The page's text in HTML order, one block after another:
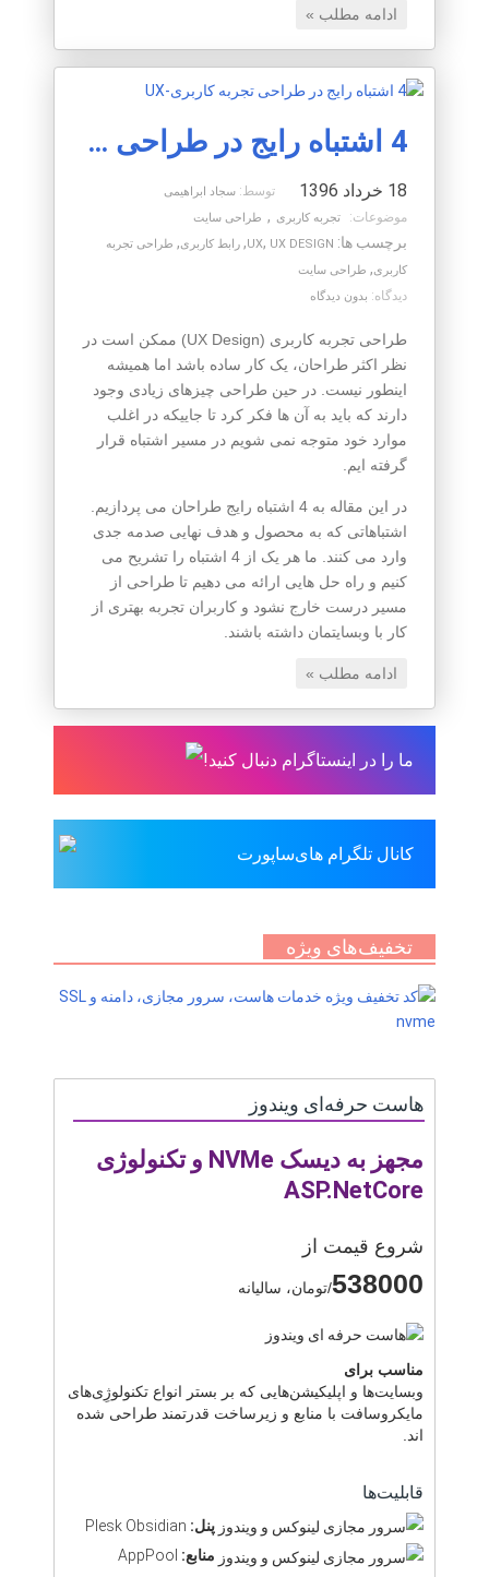
ادامه مطلب »
4 اشتباه رایج در طراحی تجربه کاربری-UX
18 خرداد 1396 توسط: سجاد ابراهیمی
موضوعات: تجربه کاربری , طراحی سایت
برچسب ها: UX, UX DESIGN
, رابط کاربری, طراحی تجربه
کاربری, طراحی سایت
دیدگاه: بدون دیدگاه
طراحی تجربه کاربری (UX Design) ممکن است در
نظر اکثر طراحان، یک کار ساده باشد اما همیشه
اینطور نیست. در حین طراحی چیزهای زیادی وجود
دارند که باید به آن ها فکر کرد تا جاییکه در اغلب
موارد خود متوجه نمی شویم در مسیر اشتباه قرار
گرفته ایم.
در این مقاله به 4 اشتباه رایج طراحان می پردازیم.
اشتباهاتی که به محصول و هدف نهایی صدمه جدی
وارد می کنند. ما هر یک از 4 اشتباه را تشریح می
کنیم و راه حل هایی ارائه می دهیم تا طراحی از
مسیر درست خارج نشود و کاربران تجربه بهتری از
کار با وبسایتمان داشته باشند.
ادامه مطلب »
ما را در اینستاگرام دنبال کنید!
کانال تلگرام های‌ساپورت
تخفیف‌های ویژه
هاست حرفه‌ای ویندوز
مجهز به دیسک NVMe و تکنولوژی
ASP.NetCore
شروع قیمت از
538000/تومان، سالیانه
مناسب برای
وبسایت‌ها و اپلیکیشن‌هایی که بر بستر انواع تکنولوژِی‌های
مایکروسافت با منابع و زیرساخت قدرتمند طراحی شده
اند.
قابلیت‌ها
پنل:
منابع: AppPool